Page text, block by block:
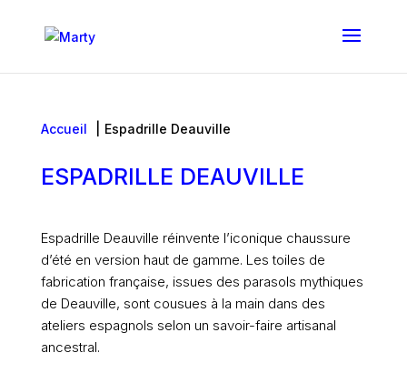
Accueil Espadrille Deauville
ESPADRILLE DEAUVILLE
Espadrille Deauville réinvente l’iconique chaussure
d’été en version haut de gamme. Les toiles de
fabrication française, issues des parasols mythiques
de Deauville, sont cousues à la main dans des
ateliers espagnols selon un savoir-faire artisanal
ancestral.